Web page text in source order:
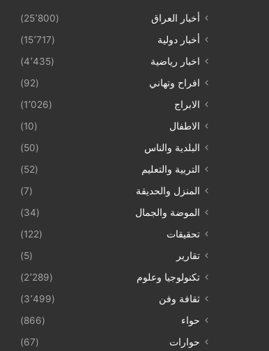
أخبار العراق
(25٬800)
أخبار دولية
(15٬717)
اخبار رياضية
(4٬435)
افراح وتهاني
(92)
الابراج
(1٬026)
الاطفال
(10)
البلدية والناس
(50)
التربية والتعليم
(52)
المنزل والحديقة
(7)
الموضة والجمال
(34)
تحقيقات
(122)
تقارير
(5)
تكنولوجيا وعلوم
(2٬289)
ثقافة وفن
(3٬499)
حواء
(866)
حوارات
(67)